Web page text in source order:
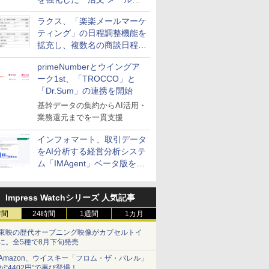
送信防止アドインサービス」
を提供
ラクス、「楽楽メールマーケ
ティング」の日程調整機能を
拡充し、複数名の商談日程調
整を効率化
primeNumberとウイングア
ーク1st、「TROCCO」と
「Dr.Sum」の連携を開始
基幹データの集約からAI活用・
業務還元までを一貫支援
インフォマート、取引データ
をAI分析する経営分析システ
ム「IMAgent」ベータ版を提
Impress Watchシリーズ 人気記事
24時間 1週間 1カ月
映の歴代オープニング映像がカプセルトイ
。全5種で8月下旬発売
、ウイスキー「フロム・ザ・バレル」